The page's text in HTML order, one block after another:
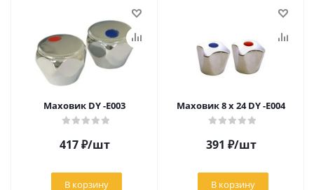
Маховик DY -E003
417₽/шт
В корзину
Маховик 8 х 24 DY -E004
391 ₽/шт
В корзину